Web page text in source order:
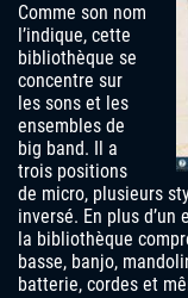
Comme son nom
l’indique, cette
bibliothèque se
concentre sur
les sons et les
ensembles de
big band. Il a
trois positions
de micro, plusieurs
inversé. En plus
la bibliothèque
basse, banjo,
batterie, cordes et